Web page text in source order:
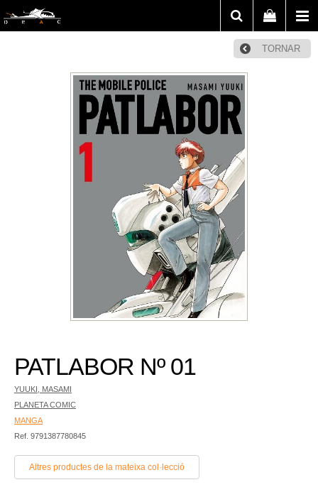
TORNAR
PATLABOR Nº 01
YUUKI, MASAMI
PLANETA COMIC
MANGA
Ref. 9791387780845
Altres productes de la mateixa col·lecció